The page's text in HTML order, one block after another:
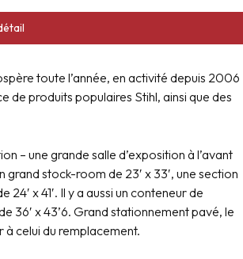
toute l’année, en activité depuis 2006
de produits populaires Stihl, ainsi que des
– une grande salle d’exposition à l’avant
grand stock-room de 23′ x 33′, une section
x 41′. Il y a aussi un conteneur de
36′ x 43’6. Grand stationnement pavé, le
à celui du remplacement.